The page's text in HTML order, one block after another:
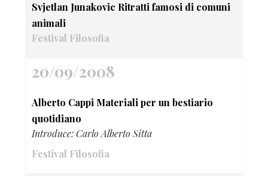
Svjetlan Junakovic Ritratti famosi di comuni
animali
Festival Filosofia
20/09/2008
Alberto Cappi Materiali per un bestiario
quotidiano
Introduce: Carlo Alberto Sitta
Festival Filosofia